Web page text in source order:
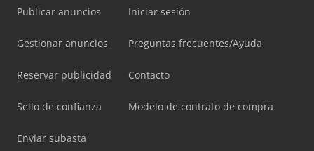
Publicar anuncios
Gestionar anuncios
Reservar publicidad
Sello de confianza
Enviar subasta
Iniciar sesión
Preguntas frecuentes/Ayuda
Contacto
Modelo de contrato de compra